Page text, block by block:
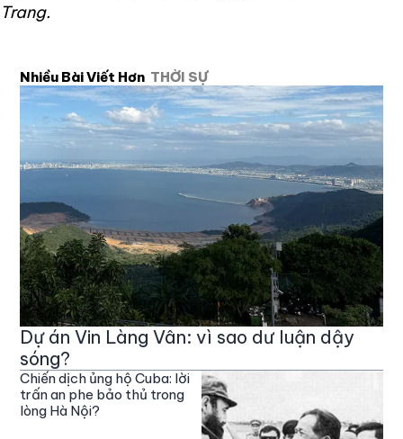
Trang.
Nhiều Bài Viết Hơn THỜI SỰ
Dự án Vin Làng Vân: vì sao dư luận dậy
sóng?
Chiến dịch ủng hộ Cuba: lời
trấn an phe bảo thủ trong
lòng Hà Nội?